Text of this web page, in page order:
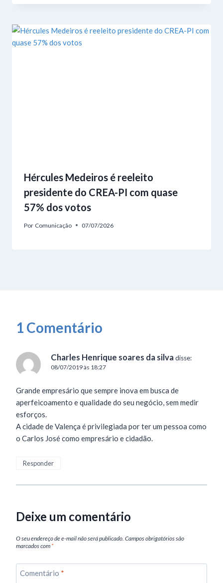
Hércules Medeiros é reeleito
presidente do CREA-PI com quase
57% dos votos
Por Comunicação 07/07/2026
1 Comentário
Charles Henrique soares da silvadisse:
08/07/2019 às 18:27
Grande empresário que sempre inova em busca de
aperfeicoamento e qualidade do seu negócio, sem medir
esforços.
A cidade de Valença é privilegiada por ter um pessoa como
o Carlos José como empresário e cidadão.
Responder
Deixe um comentário
O seu endereço de e-mail não será publicado. Campos obrigatórios são
marcados com *
Comentário *